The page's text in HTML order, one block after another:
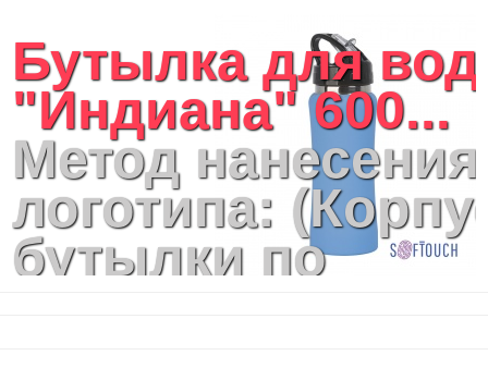
Текстиль для ванной комнаты
Кухонные приспособления
Кухонный текстиль
Ножи разделочные доски
Фоторамки и фотоальбомы
Уход за обувью
Игрушки
Шкатулки
Декоративные подушки
Бутылка для
"Индиана" 600...
Метод нанесения
логотипа:
бутылки по